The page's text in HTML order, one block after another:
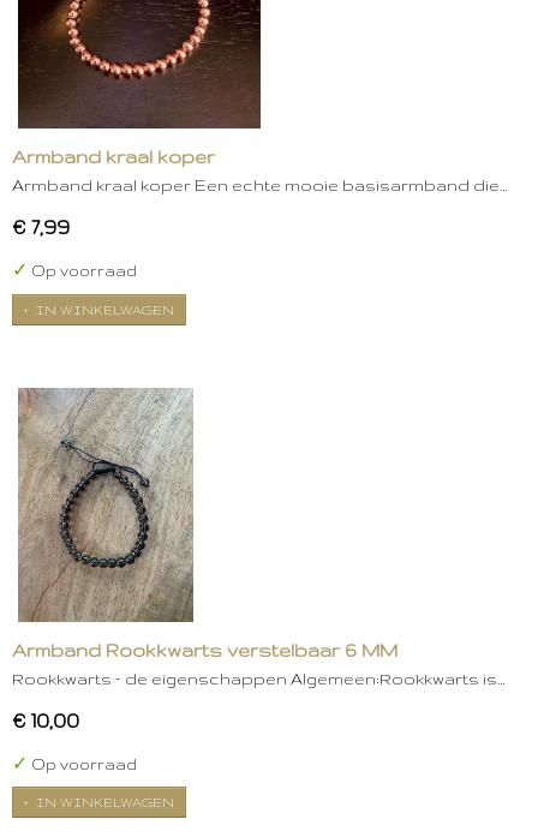
Armband kraal koper
Armband kraal koper Een echte mooie basisarmband die…
€ 7,99
✓ Op voorraad
IN WINKELWAGEN
Armband Rookkwarts verstelbaar 6 MM
Rookkwarts – de eigenschappen Algemeen:Rookkwarts is…
€ 10,00
✓ Op voorraad
IN WINKELWAGEN